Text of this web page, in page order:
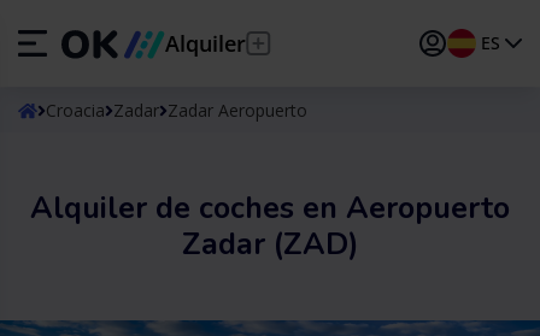
Alquiler ES
ESEspañol
DE Deutsch
Croacia Zadar Zadar Aeropuerto
Alquiler de coches en Aeropuerto
Zadar (ZAD)